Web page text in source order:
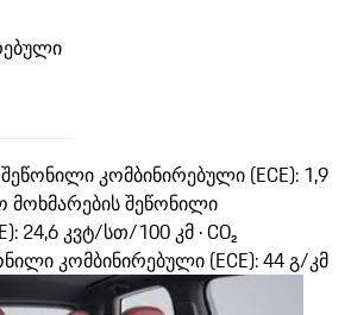
კომბინირებული (ECE): 1,9
შეწონილი
24,6 კვტ/სთ/100 კმ · CO₂
კომბინირებული (ECE): 44 გ/კმ